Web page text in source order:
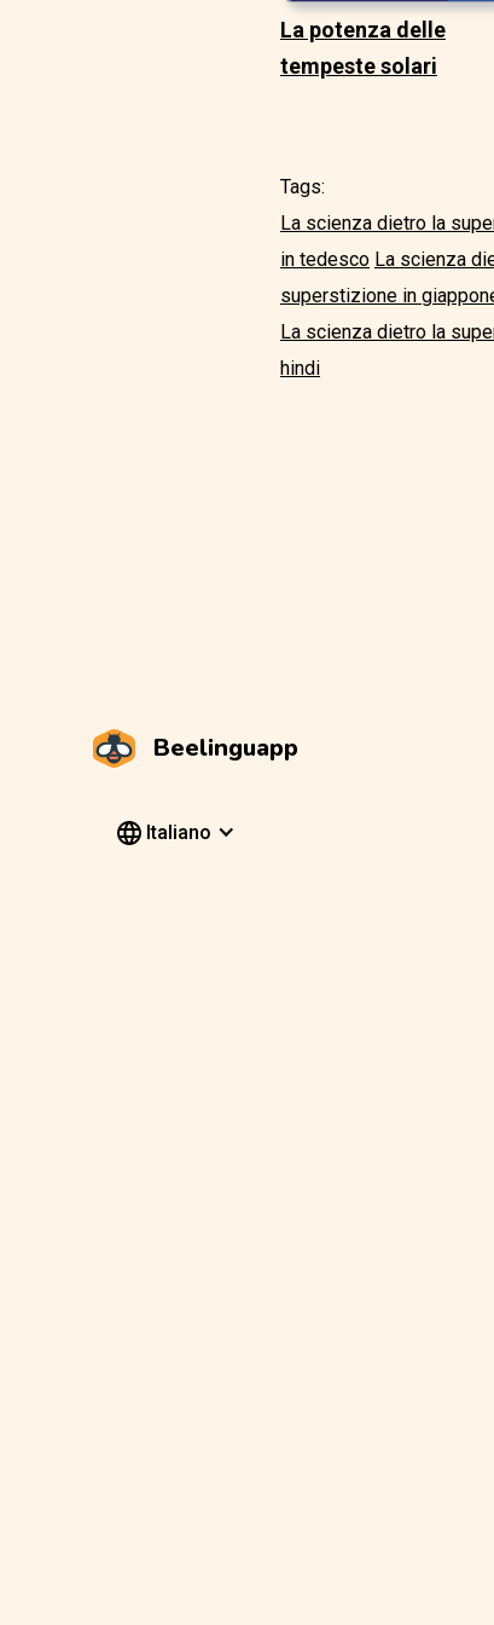
La potenza delle
tempeste solari
Tags:
La scienza dietro la
in tedesco La scienza
superstizione in
La scienza dietro la
hindi
Beelinguapp
Italiano